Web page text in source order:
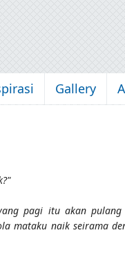
Gallery
pagi itu akan
mataku naik seirama